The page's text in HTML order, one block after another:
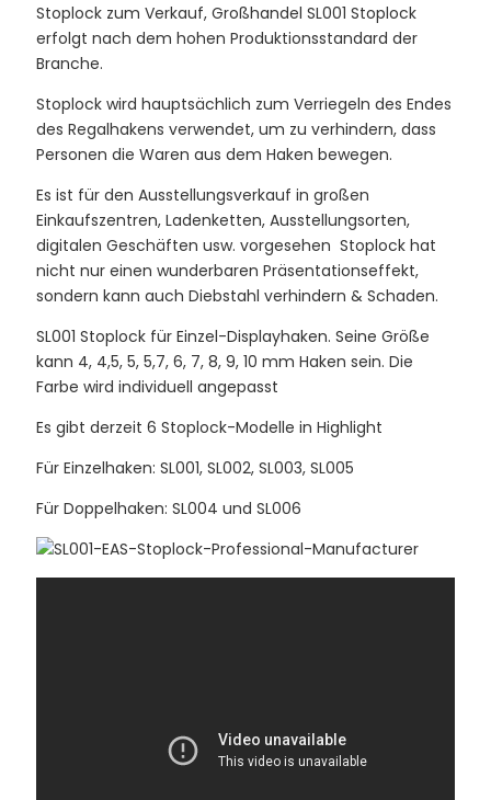
Stoplock zum Verkauf, Großhandel SL001 Stoplock
erfolgt nach dem hohen Produktionsstandard der
Branche.
Stoplock wird hauptsächlich zum Verriegeln des Endes
des Regalhakens verwendet, um zu verhindern, dass
Personen die Waren aus dem Haken bewegen.
Es ist für den Ausstellungsverkauf in großen
Einkaufszentren, Ladenketten, Ausstellungsorten,
digitalen Geschäften usw. vorgesehen Stoplock hat
nicht nur einen wunderbaren Präsentationseffekt,
sondern kann auch Diebstahl verhindern & Schaden.
SL001 Stoplock für Einzel-Displayhaken. Seine Größe
kann 4, 4,5, 5, 5,7, 6, 7, 8, 9, 10 mm Haken sein. Die
Farbe wird individuell angepasst
Es gibt derzeit 6 Stoplock-Modelle in Highlight
Für Einzelhaken: SL001, SL002, SL003, SL005
Für Doppelhaken: SL004 und SL006